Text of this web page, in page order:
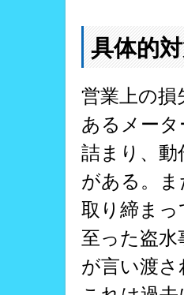
具体的
営業上の損
あるメー
詰まり、動
がある。
取り締ま
至った盗
が言い渡